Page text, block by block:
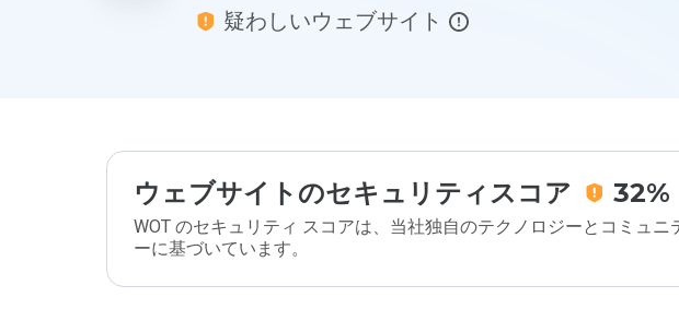
疑わしいウェブサイト
ウェブサイトのセキュリティスコア 32%
WOT のセキュリティ スコアは、当社独自のテクノロジーとコミュニ
ーに基づいています。